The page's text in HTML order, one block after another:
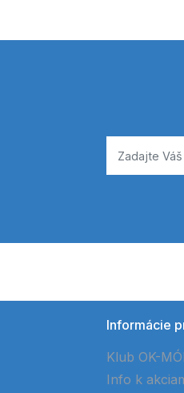
Informácie
Klub OK-
Info k